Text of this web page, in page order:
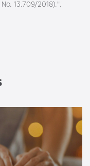
13.709/2018).".